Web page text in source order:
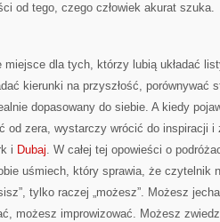
od tego, czego człowiek akurat szuka.
dla tych, którzy lubią układać
kierunki na przyszłość, porównywać
dopasowany do siebie. A kiedy
od zera, wystarczy wrócić do inspiracji i
i Dubaj. W całej tej opowieści o
uśmiech, który sprawia, że czytelnik
tylko raczej „możesz”. Możesz
możesz improwizować. Możesz